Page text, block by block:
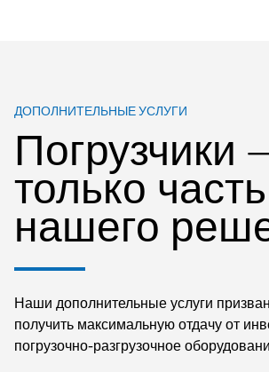
ДОПОЛНИТЕЛЬНЫЕ УСЛУГИ
Погрузчики
только часть
нашего
Наши дополнительные услуги
получить максимальную отдачу от
погрузочно-разгрузочное